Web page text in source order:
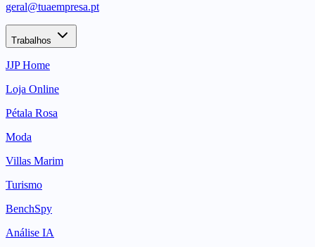
geral@tuaempresa.pt
Trabalhos
JJP Home
Loja Online
Pétala Rosa
Moda
Villas Marim
Turismo
BenchSpy
Análise IA